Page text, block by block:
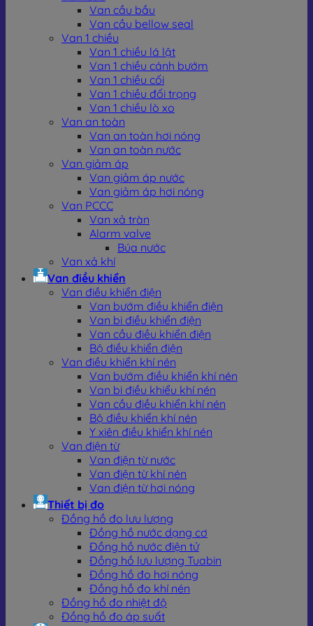
Van điện từ gang:Dòng van này chuyên sử dụng
cho hệ thống cấp thoát nước, thủy điện, xăng dầu
nhờ vào thân van làm từ gang đúc, gang dẻo có
độ bền bỉ cao, chịu được áp lực tốt và vận hành ổn
định trong môi trường khắc nghiệt, có áp lực lớn.
Phân loại theo môi trường sử dụng
Van điện từ nước:Van điện từ nước là thiết bị
chuyên dùng để kiểm soát dòng chảy nước trong
các hệ thống tự động, hoạt động nhờ nguồn điện
12V, 24V, 110V hoặc 220V với hai chế độ thường
đóng và thường mở. Loại van này thường dùng
Van cầu bầu
Van cầu bellow seal
Van 1 chiều
Van 1 chiều lá lật
Van 1 chiều cánh bướm
Van 1 chiều cối
Van 1 chiều đối trọng
Van 1 chiều lò xo
Van an toàn
Van an toàn hơi nóng
Van an toàn nước
Van giảm áp
Van giảm áp nước
Van giảm áp hơi nóng
Van PCCC
Van xả tràn
Alarm valve
Búa nước
Van xả khí
Van điều khiển
Van điều khiển điện
Van bướm điều khiển điện
Van bi điều khiển điện
Van cầu điều khiển điện
Bộ điều khiển điện
Van điều khiển khí nén
Van bướm điều khiển khí nén
Van bi điều khiểu khí nén
Van cầu điều khiển khí nén
Bộ điều khiển khí nén
Y xiên điều khiển khí nén
Van điện từ
Van điện từ nước
Van điện từ khí nén
Van điện từ hơi nóng
Thiết bị đo
Đồng hồ đo lưu lượng
Đồng hồ nước dạng cơ
Đồng hồ nước điện tử
Đồng hồ lưu lượng Tuabin
Đồng hồ đo hơi nóng
Đồng hồ đo khí nén
Đồng hồ đo nhiệt độ
Đồng hồ đo áp suất